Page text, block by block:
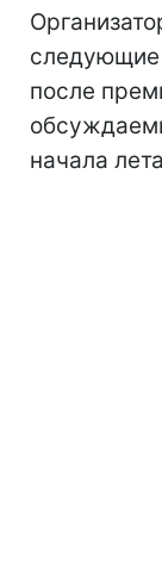
следующие
после
начала